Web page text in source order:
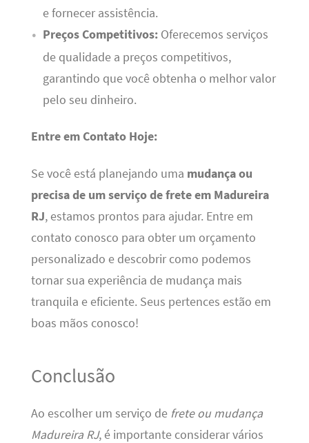
e fornecer assistência.
Preços Competitivos:Oferecemos serviços
de qualidade a preços competitivos,
garantindo que você obtenha o melhor valor
pelo seu dinheiro.
Entre em Contato Hoje:
Se você está planejando uma mudança ou
precisa de um serviço de frete em Madureira
RJ, estamos prontos para ajudar. Entre em
contato conosco para obter um orçamento
personalizado e descobrir como podemos
tornar sua experiência de mudança mais
tranquila e eficiente. Seus pertences estão em
boas mãos conosco!
Conclusão
Ao escolher um serviço de frete ou mudança
Madureira RJ, é importante considerar vários